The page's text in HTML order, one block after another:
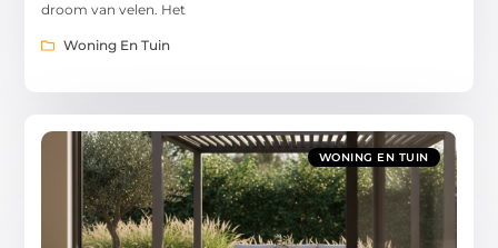
droom van velen. Het
Woning En Tuin
WONING EN TUIN